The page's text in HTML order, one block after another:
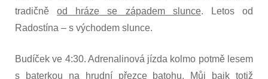
tradičněod hráze se západem slunce. Letos od
Radostína – s východem slunce.
Budíček ve 4:30. Adrenalinová jízda kolmo potmě lesem
s baterkou na hrudní přezce batohu. Můj bajk totiž